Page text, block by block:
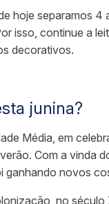
hoje separamos 4
isso, continue a
decorativos.
junina?
Média, em
Com a vinda
novos
no